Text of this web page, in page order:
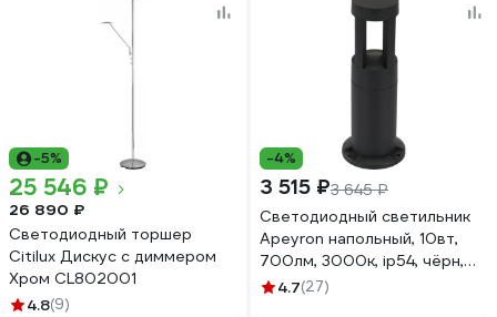
-5%
25 546 ₽
26 890 ₽
Светодиодный торшер
Citilux Дискус с диммером
Хром CL802001
4.8(9)
-4%
3 515 ₽3 645 ₽
Светодиодный светильник
Apeyron напольный, 10вт,
700лм, 3000к, ip54, чёрн,
алюминий 31-14
4.7(27)